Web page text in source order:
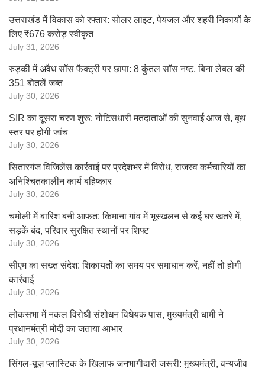
उत्तराखंड में विकास को रफ्तार: सोलर लाइट, पेयजल और शहरी निकायों के
लिए ₹676 करोड़ स्वीकृत
July 31, 2026
रुड़की में अवैध सॉस फैक्ट्री पर छापा: 8 कुंतल सॉस नष्ट, बिना लेबल की
351 बोतलें जब्त
July 30, 2026
SIR का दूसरा चरण शुरू: नोटिसधारी मतदाताओं की सुनवाई आज से, बूथ
स्तर पर होगी जांच
July 30, 2026
सितारगंज विजिलेंस कार्रवाई पर प्रदेशभर में विरोध, राजस्व कर्मचारियों का
अनिश्चितकालीन कार्य बहिष्कार
July 30, 2026
चमोली में बारिश बनी आफत: किमाना गांव में भूस्खलन से कई घर खतरे में,
सड़कें बंद, परिवार सुरक्षित स्थानों पर शिफ्ट
July 30, 2026
सीएम का सख्त संदेश: शिकायतों का समय पर समाधान करें, नहीं तो होगी
कार्रवाई
July 30, 2026
लोकसभा में नकल विरोधी संशोधन विधेयक पास, मुख्यमंत्री धामी ने
प्रधानमंत्री मोदी का जताया आभार
July 30, 2026
सिंगल-यूज़ प्लास्टिक के खिलाफ जनभागीदारी जरूरी: मुख्यमंत्री, वन्यजीव